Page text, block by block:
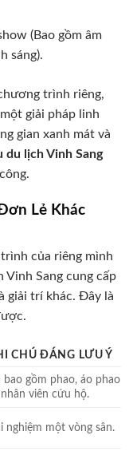
(Bao gồm âm
sáng).
trình riêng,
giải pháp linh
gian xanh mát và
du lịch Vinh Sang
Lẻ Khác
của riêng mình
Vinh Sang cung cấp
giải trí khác. Đây là
CHÚ ĐÁNG LƯU Ý
bao gồm phao, áo phao
viên cứu hộ.
nghiệm một vòng sân.